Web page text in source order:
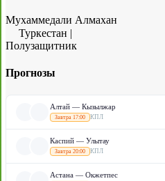
Мухаммедали Алмахан
Туркестан |
Полузащитник
Прогнозы
Алтай — Кызылжар
Завтра 17:00 КПЛ
Каспий — Улытау
Завтра 20:00 КПЛ
Астана — Окжетпес